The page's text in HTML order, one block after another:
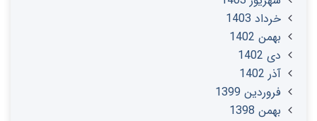
خرداد 1403
بهمن 1402
دی 1402
آذر 1402
فروردین 1399
بهمن 1398